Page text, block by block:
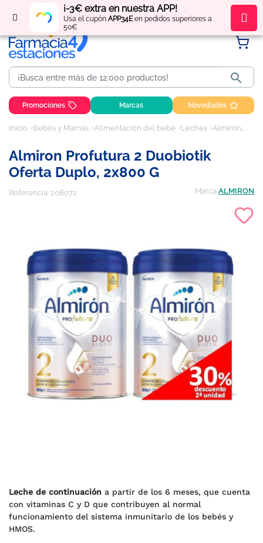
¡-3€ extra en nuestra APP!
Usa el cupón APP34Een pedidos superiores a
50€
Regístratey obténpuntos por tus compras

Promociones Marcas Novedades
Inicio Bebés y Mamás Alimentación del bebé Leches Almiron Profutura 2 Duobiotik oferta duplo, 2x800 g
Almiron Profutura 2 Duobiotik
Oferta Duplo, 2x800 G
Referencia: 208072 Marca ALMIRON
Leche de continuación a partir de los 6 meses, que cuenta
con vitaminas C y D que contribuyen al normal
funcionamiento del sistema inmunitario de los bebés y
HMOS.